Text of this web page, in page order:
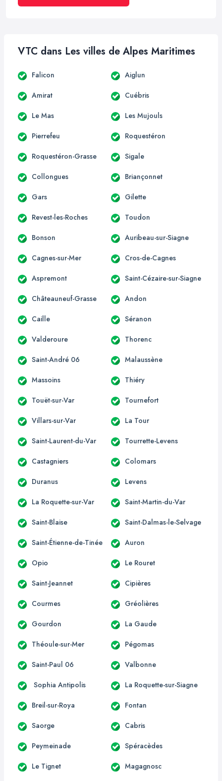
VTC dans Les villes de Alpes Maritimes
Falicon Aiglun
Amirat Cuébris
Le Mas Les Mujouls
Pierrefeu Roquestéron
Roquestéron-Grasse Sigale
Collongues Briançonnet
Gars Gilette
Revest-les-Roches Toudon
Bonson Auribeau-sur-Siagne
Cagnes-sur-Mer Cros-de-Cagnes
Aspremont Saint-Cézaire-sur-Siagne
Châteauneuf-Grasse Andon
Caille Séranon
Valderoure Thorenc
Saint-André 06 Malaussène
Massoins Thiéry
Touët-sur-Var Tournefort
Villars-sur-Var La Tour
Saint-Laurent-du-Var Tourrette-Levens
Castagniers Colomars
Duranus Levens
La Roquette-sur-Var Saint-Martin-du-Var
Saint-Blaise Saint-Dalmas-le-Selvage
Saint-Étienne-de-Tinée Auron
Opio Le Rouret
Saint-Jeannet Cipières
Courmes Gréolières
Gourdon La Gaude
Théoule-sur-Mer Pégomas
Saint-Paul 06 Valbonne
Sophia Antipolis La Roquette-sur-Siagne
Breil-sur-Roya Fontan
Saorge Cabris
Peymeinade Spéracèdes
Le Tignet Magagnosc